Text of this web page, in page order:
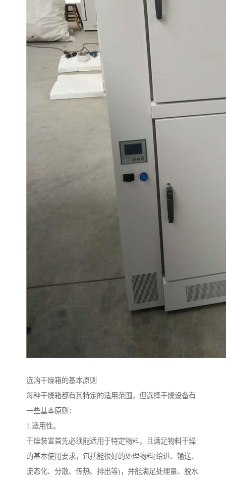
选购干燥箱的基本原则
每种干燥箱都有其特定的适用范围，但选择干燥设备有
一些基本原则：
1.适用性。
干燥装置首先必须能适用于特定物料，且满足物料干燥
的基本使用要求，包括能很好的处理物料(给进、输送、
流态化、分散、传热、排出等)，并能满足处理量、脱水